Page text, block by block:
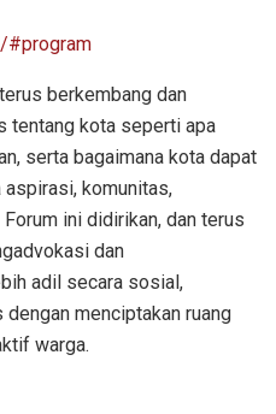
#program
berkembang dan
tentang kota seperti apa
serta bagaimana kota dapat
komunitas,
ini didirikan, dan terus
dan
adil secara sosial,
menciptakan ruang
warga.